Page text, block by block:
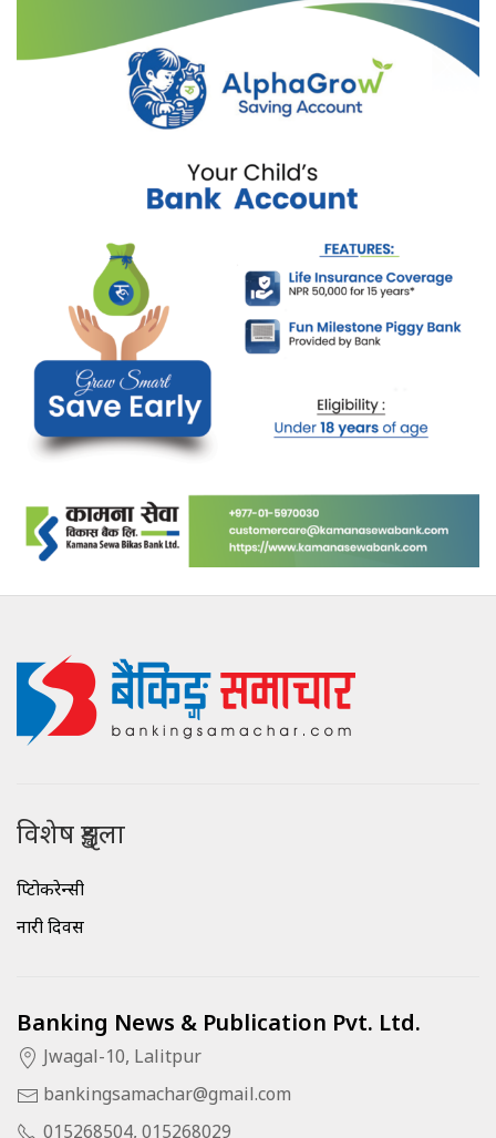
विशेष शृङ्खला
क्रिप्टोकरेन्सी
नारी दिवस
Banking News & Publication Pvt. Ltd.
Jwagal-10, Lalitpur
bankingsamachar@gmail.com